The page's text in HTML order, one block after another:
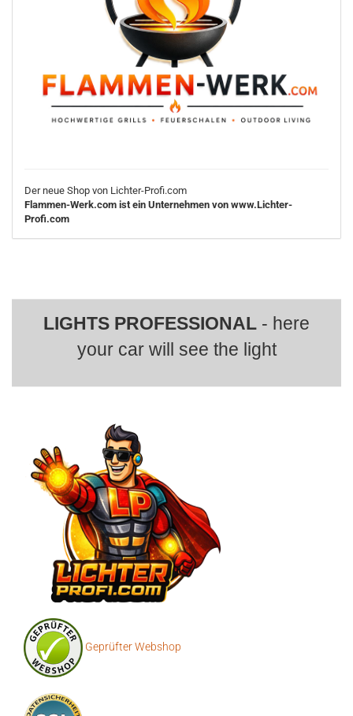
Der neue Shop von Lichter-Profi.com
Flammen-Werk.com ist ein Unternehmen von www.Lichter-
Profi.com
LIGHTS PROFESSIONAL - here
your car will see the light
Geprüfter Webshop